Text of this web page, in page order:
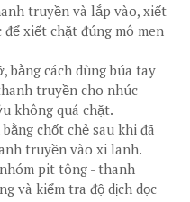
truyền và lắp vào, xiết
xiết chặt đúng mô men
bằng cách dùng búa tay
truyền cho nhúc
không quá chặt.
chốt chẻ sau khi đã
truyền vào xi lanh.
pit tông - thanh
và kiểm tra độ dịch dọc